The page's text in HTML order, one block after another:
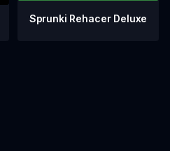
Sprunki Rehacer Deluxe